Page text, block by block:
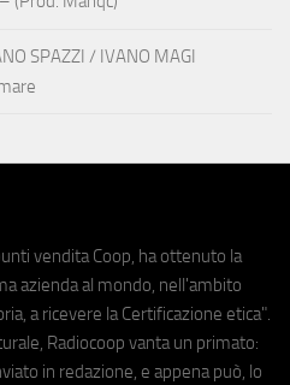
SPAZZI / IVANO MAGI
vendita Coop, ha ottenuto la
azienda al mondo, nell'ambito
a ricevere la Certificazione etica".
Radiocoop vanta un primato:
in redazione, e appena può, lo